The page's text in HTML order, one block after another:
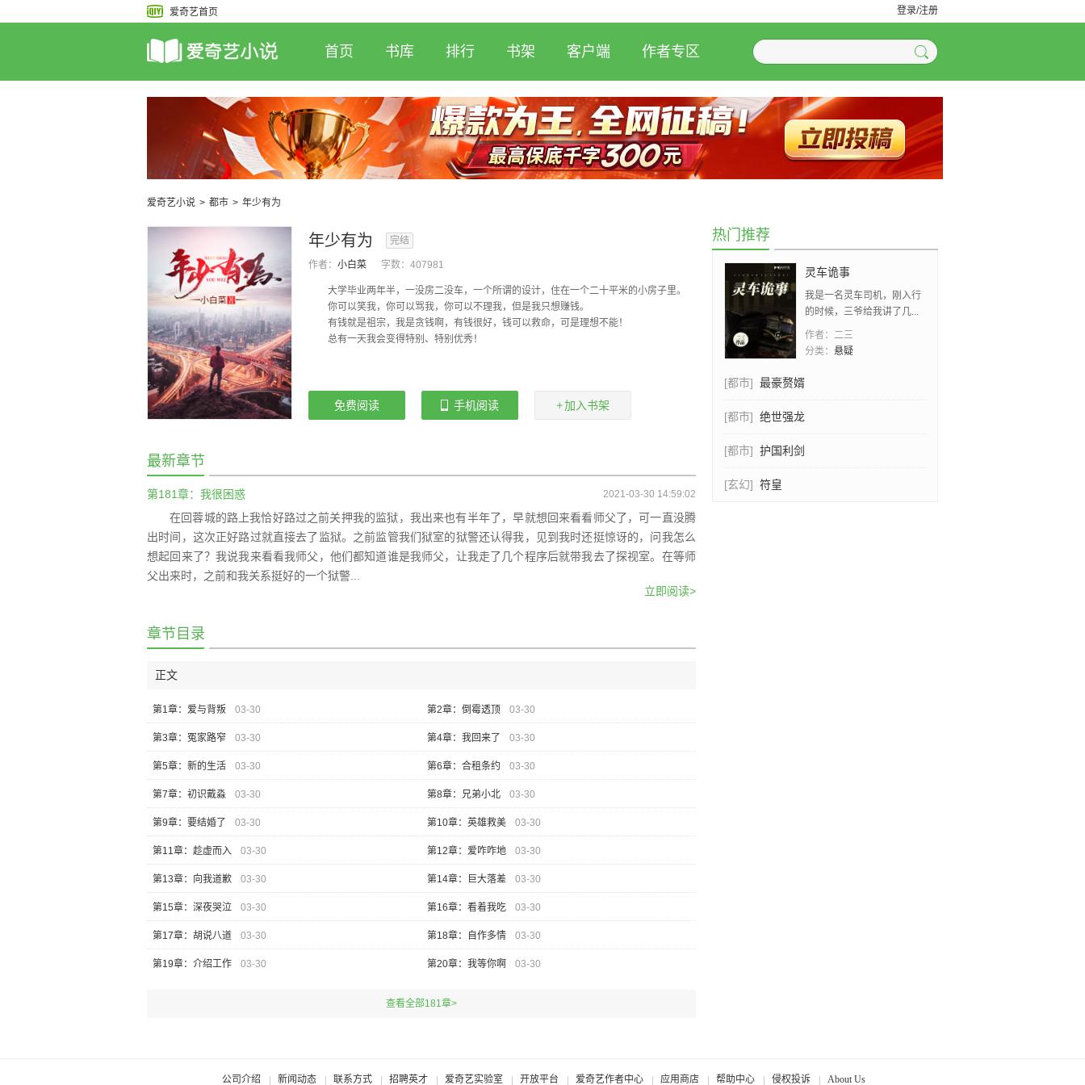
爱奇艺首页 登录/注册
首页 书库 排行 书架 客户端 作者专区
爱奇艺小说 > 都市 > 年少有为
年少有为 完结
作者： 小白菜 字数： 407981
大学毕业两年半，一没房二没车，一个所谓的设计，住在一个二十平米的小房子里。
你可以笑我，你可以骂我，你可以不理我，但是我只想赚钱。
有钱就是祖宗，我是贪钱啊，有钱很好，钱可以救命，可是理想不能！
总有一天我会变得特别、特别优秀！
免费阅读 手机阅读 加入书架
最新章节
2021-03-30 14:59:02
第181章：我很困惑
在回蓉城的路上我恰好路过之前关押我的监狱，我出来也有半年了，早就想回来看看师父了，可一直没腾
出时间，这次正好路过就直接去了监狱。之前监管我们狱室的狱警还认得我，见到我时还挺惊讶的，问我怎么
想起回来了？我说我来看看我师父，他们都知道谁是我师父，让我走了几个程序后就带我去了探视室。在等师
父出来时，之前和我关系挺好的一个狱警...
立即阅读>
章节目录
正文
第1章：爱与背叛 03-30 第2章：倒霉透顶 03-30
第3章：冤家路窄 03-30 第4章：我回来了 03-30
第5章：新的生活 03-30 第6章：合租条约 03-30
第7章：初识戴淼 03-30 第8章：兄弟小北 03-30
第9章：要结婚了 03-30 第10章：英雄救美 03-30
第11章：趁虚而入 03-30 第12章：爱咋咋地 03-30
第13章：向我道歉 03-30 第14章：巨大落差 03-30
第15章：深夜哭泣 03-30 第16章：看着我吃 03-30
第17章：胡说八道 03-30 第18章：自作多情 03-30
第19章：介绍工作 03-30 第20章：我等你啊 03-30
查看全部181章>
热门推荐
灵车诡事
我是一名灵车司机，刚入行
的时候，三爷给我讲了几...
作者： 二三
分类： 悬疑
[都市] 最豪赘婿
[都市] 绝世强龙
[都市] 护国利剑
[玄幻] 符皇
公司介绍 新闻动态 联系方式 招聘英才 爱奇艺实验室 开放平台 爱奇艺作者中心 应用商店 帮助中心 侵权投诉 About Us